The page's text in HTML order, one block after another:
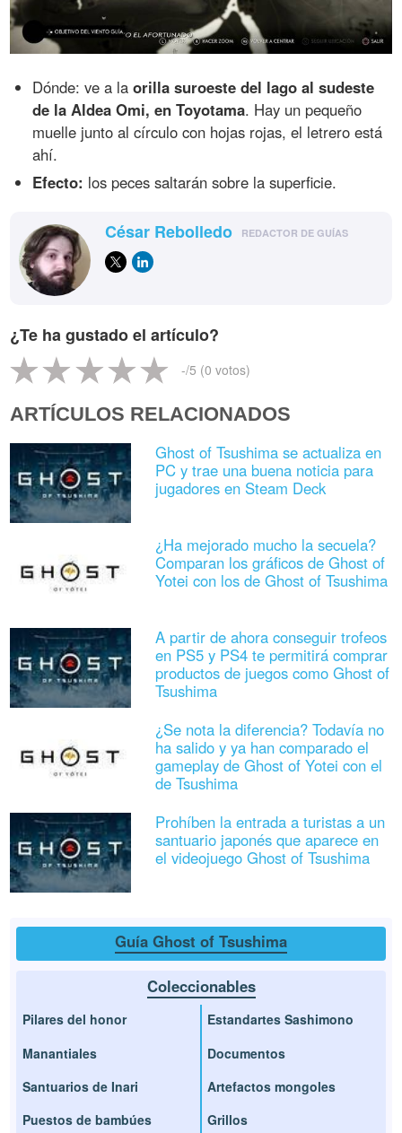
Dónde: ve a laorilla suroeste del lago al sudeste
de la Aldea Omi, en Toyotama. Hay un pequeño
muelle junto al círculo con hojas rojas, el letrero está
ahí.
Efecto: los peces saltarán sobre la superficie.
César Rebolledo REDACTOR DE GUÍAS
¿Te ha gustado el artículo?
-/5 (0 votos)
ARTÍCULOS RELACIONADOS
Ghost of Tsushima se actualiza en
PC y trae una buena noticia para
jugadores en Steam Deck
¿Ha mejorado mucho la secuela?
Comparan los gráficos de Ghost of
Yotei con los de Ghost of Tsushima
A partir de ahora conseguir trofeos
en PS5 y PS4 te permitirá comprar
productos de juegos como Ghost of
Tsushima
¿Se nota la diferencia? Todavía no
ha salido y ya han comparado el
gameplay de Ghost of Yotei con el
de Tsushima
Prohíben la entrada a turistas a un
santuario japonés que aparece en
el videojuego Ghost of Tsushima
Guía Ghost of Tsushima
Coleccionables
Pilares del honor
Manantiales
Santuarios de Inari
Puestos de bambúes
Estandartes Sashimono
Documentos
Artefactos mongoles
Grillos